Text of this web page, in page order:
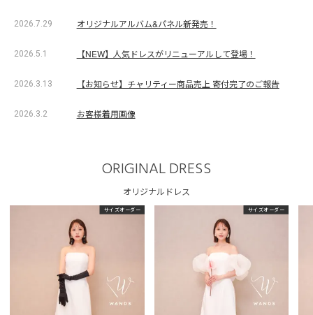
2026.7.29 オリジナルアルバム&パネル新発売！
2026.5.1 【NEW】人気ドレスがリニューアルして登場！
2026.3.13 【お知らせ】チャリティー商品売上 寄付完了のご報告
2026.3.2 お客様着用画像
ORIGINAL DRESS
オリジナルドレス
サイズオーダー サイズオーダー